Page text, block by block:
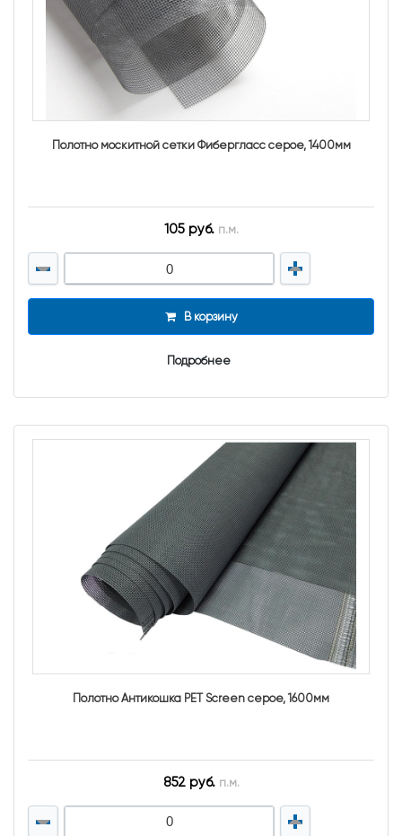
Полотно москитной сетки Фибергласс серое, 1400мм
105 руб. п.м.
В корзину
Подробнее
Полотно Антикошка PET Screen серое, 1600мм
852 руб. п.м.